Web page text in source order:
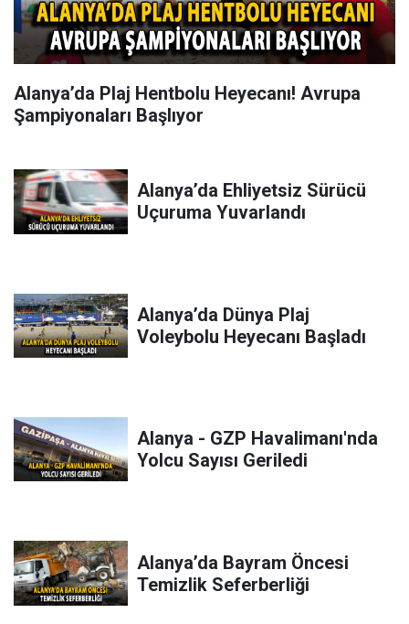
Alanya’da Plaj Hentbolu Heyecanı! Avrupa
Şampiyonaları Başlıyor
Alanya’da Ehliyetsiz Sürücü
Uçuruma Yuvarlandı
Alanya’da Dünya Plaj
Voleybolu Heyecanı Başladı
Alanya - GZP Havalimanı'nda
Yolcu Sayısı Geriledi
Alanya’da Bayram Öncesi
Temizlik Seferberliği